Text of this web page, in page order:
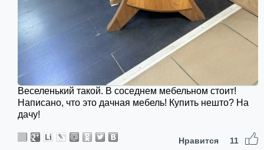
Веселенький такой. В соседнем мебельном стоит!
Написано, что это дачная мебель! Купить нешто? На
дачу!
Нравится 11